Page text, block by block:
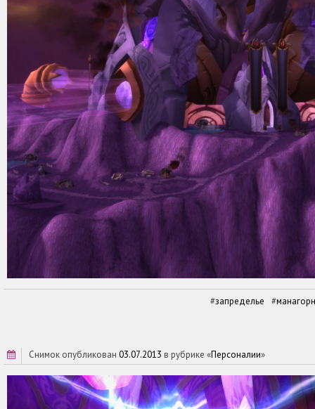
запределье
снимок опубликован 03.07.2013 в рубрике «Персоналии»